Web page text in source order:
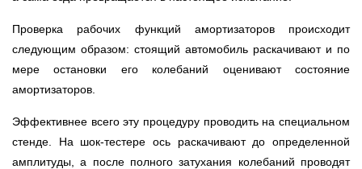
Проверка рабочих функций амортизаторов происходит
следующим образом: стоящий автомобиль раскачивают и по
мере остановки его колебаний оценивают состояние
амортизаторов.
Эффективнее всего эту процедуру проводить на специальном
стенде. На шок-тестере ось раскачивают до определенной
амплитуды, а после полного затухания колебаний проводят